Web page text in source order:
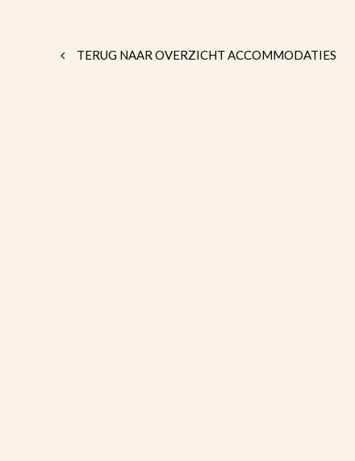
TERUG NAAR OVERZICHT ACCOMMODATIES